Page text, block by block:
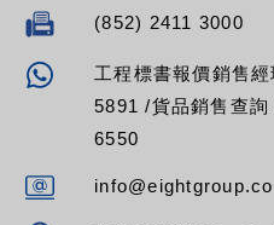
(852) 2411 3000
工程標書報價銷售
5891 /貨品銷售查
6550